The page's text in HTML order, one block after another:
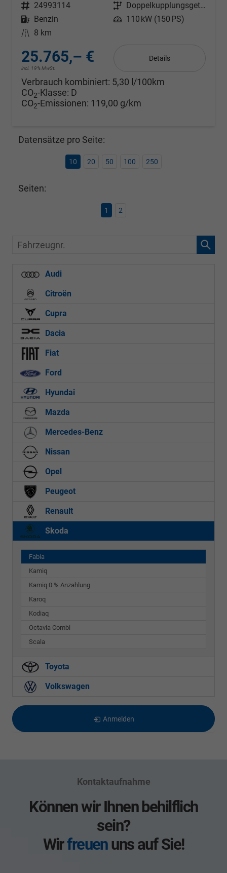
Fahrzeugnr. 24993114 Getriebe
Doppelkupplungsgetriebe (DSG)
Kraftstoff
Benzin Leistung 110 kW (150 PS)
Kilometerstand 8 km
25.765,– €
incl. 19% MwSt.
Details
Verbrauch kombiniert: 5,30 l/100km
CO2-Klasse: D
CO2-Emissionen: 119,00 g/km
Datensätze pro Seite:
10 20 50 100 250
Seiten:
1 2
Fahrzeugnr.
Audi
Citroën
Cupra
Dacia
Fiat
Ford
Hyundai
Mazda
Mercedes-Benz
Nissan
Opel
Peugeot
Renault
Skoda
Fabia
Kamiq
Kamiq 0 % Anzahlung
Karoq
Kodiaq
Octavia Combi
Scala
Toyota
Volkswagen
Anmelden
Kontaktaufnahme
Können wir Ihnen behilflich
sein?
Wirfreuenuns auf Sie!